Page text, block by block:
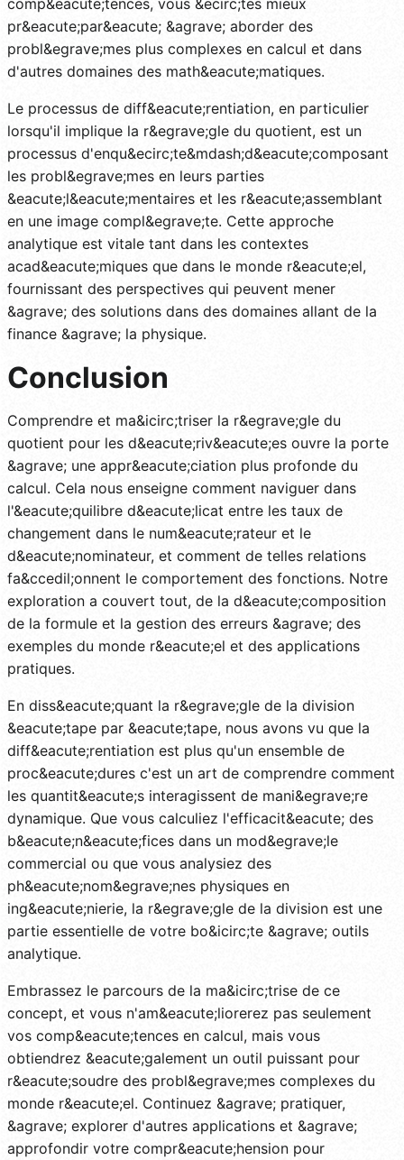
pr&eacute;par&eacute; &agrave; aborder des
probl&egrave;mes plus complexes en calcul et dans
d'autres domaines des math&eacute;matiques.
Le processus de diff&eacute;rentiation, en particulier
lorsqu'il implique la r&egrave;gle du quotient, est un
processus d'enqu&ecirc;te&mdash;d&eacute;composant
les probl&egrave;mes en leurs parties
&eacute;l&eacute;mentaires et les r&eacute;assemblant
en une image compl&egrave;te. Cette approche
analytique est vitale tant dans les contextes
acad&eacute;miques que dans le monde r&eacute;el,
fournissant des perspectives qui peuvent mener
&agrave; des solutions dans des domaines allant de la
finance &agrave; la physique.
Conclusion
Comprendre et ma&icirc;triser la r&egrave;gle du
quotient pour les d&eacute;riv&eacute;es ouvre la porte
&agrave; une appr&eacute;ciation plus profonde du
calcul. Cela nous enseigne comment naviguer dans
l'&eacute;quilibre d&eacute;licat entre les taux de
changement dans le num&eacute;rateur et le
d&eacute;nominateur, et comment de telles relations
fa&ccedil;onnent le comportement des fonctions. Notre
exploration a couvert tout, de la d&eacute;composition
de la formule et la gestion des erreurs &agrave; des
exemples du monde r&eacute;el et des applications
pratiques.
En diss&eacute;quant la r&egrave;gle de la division
&eacute;tape par &eacute;tape, nous avons vu que la
diff&eacute;rentiation est plus qu'un ensemble de
proc&eacute;dures c'est un art de comprendre comment
les quantit&eacute;s interagissent de mani&egrave;re
dynamique. Que vous calculiez l'efficacit&eacute; des
b&eacute;n&eacute;fices dans un mod&egrave;le
commercial ou que vous analysiez des
ph&eacute;nom&egrave;nes physiques en
ing&eacute;nierie, la r&egrave;gle de la division est une
partie essentielle de votre bo&icirc;te &agrave; outils
analytique.
Embrassez le parcours de la ma&icirc;trise de ce
concept, et vous n'am&eacute;liorerez pas seulement
vos comp&eacute;tences en calcul, mais vous
obtiendrez &eacute;galement un outil puissant pour
r&eacute;soudre des probl&egrave;mes complexes du
monde r&eacute;el. Continuez &agrave; pratiquer,
&agrave; explorer d'autres applications et &agrave;
approfondir votre compr&eacute;hension pour